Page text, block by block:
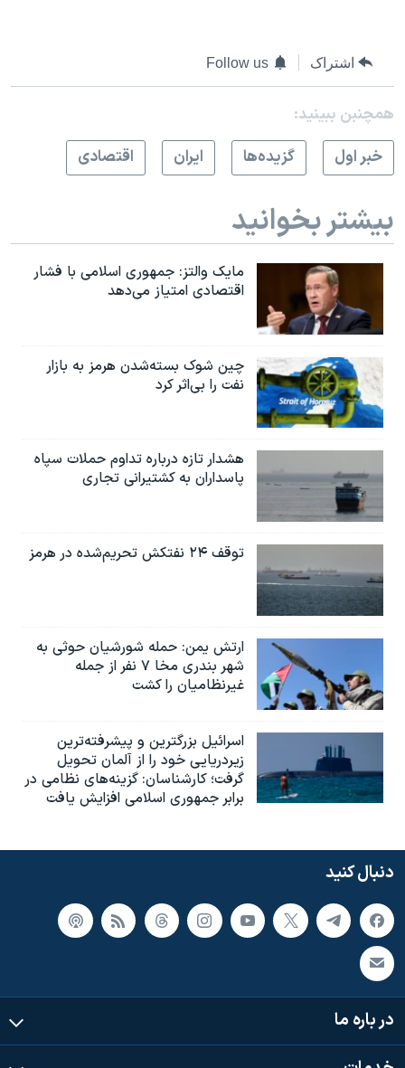
اشتراک Follow us
همچنبن ببینید:
خبر اول
گزيده‌ها ايران اقتصادی
بیشتر بخوانید
مایک والتز: جمهوری اسلامی با فشار
اقتصادی امتیاز می‌دهد
چین شوک بسته‌شدن هرمز به بازار
نفت را بی‌اثر کرد
هشدار تازه درباره تداوم حملات سپاه
پاسداران به کشتیرانی تجاری
توقف ۲۴ نفتکش تحریم‌شده در هرمز
ارتش یمن: حمله شورشیان حوثی به
شهر بندری مخا ۷ نفر از جمله
غیرنظامیان را کشت
اسرائيل بزرگترین و پیشرفته‌ترین
زیردریایی خود را از آلمان تحویل
گرفت؛ کارشناسان: گزینه‌های نظامی در
برابر جمهوری اسلامی افزایش یافت
دنبال کنید
در باره ما